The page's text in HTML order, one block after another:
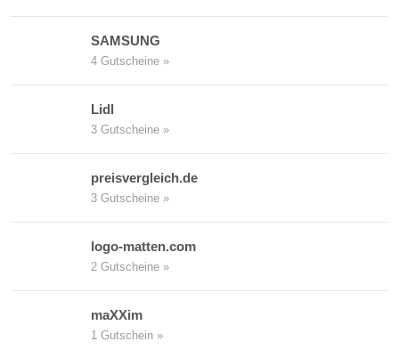
SAMSUNG
4 Gutscheine »
Lidl
3 Gutscheine »
preisvergleich.de
3 Gutscheine »
logo-matten.com
2 Gutscheine »
maXXim
1 Gutschein »